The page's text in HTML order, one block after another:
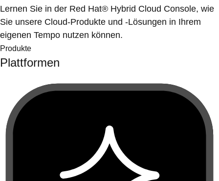
Lernen Sie in der Red Hat® Hybrid Cloud Console, wie
Sie unsere Cloud-Produkte und -Lösungen in Ihrem
eigenen Tempo nutzen können.
Produkte
Plattformen